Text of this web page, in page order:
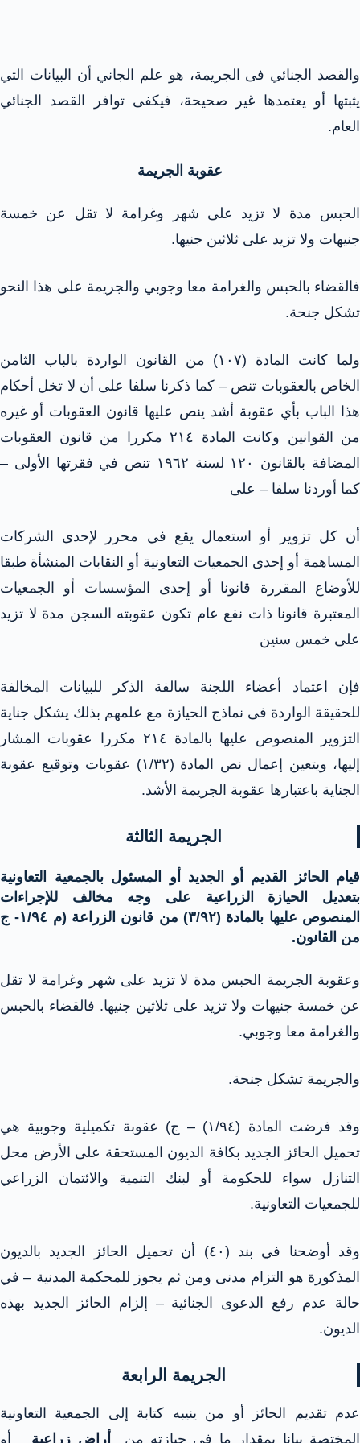
والقصد الجنائي فى الجريمة، هو علم الجاني أن البيانات التي
يثبتها أو يعتمدها غير صحيحة، فيكفى توافر القصد الجنائي
العام.
عقوبة الجريمة
الحبس مدة لا تزيد على شهر وغرامة لا تقل عن خمسة
جنيهات ولا تزيد على ثلاثين جنيها.
فالقضاء بالحبس والغرامة معا وجوبي والجريمة على هذا النحو
تشكل جنحة.
ولما كانت المادة (۱۰۷) من القانون الواردة بالباب الثامن
الخاص بالعقوبات تنص – كما ذكرنا سلفا على أن لا تخل أحكام
هذا الباب بأي عقوبة أشد ينص عليها قانون العقوبات أو غيره
من القوانين وكانت المادة ٢١٤ مكررا من قانون العقوبات
المضافة بالقانون ۱۲۰ لسنة ۱۹٦٢ تنص في فقرتها الأولى –
كما أوردنا سلفا – على
أن كل تزوير أو استعمال يقع في محرر لإحدى الشركات
المساهمة أو إحدى الجمعيات التعاونية أو النقابات المنشأة طبقا
للأوضاع المقررة قانونا أو إحدى المؤسسات أو الجمعيات
المعتبرة قانونا ذات نفع عام تكون عقوبته السجن مدة لا تزيد
على خمس سنين
فإن اعتماد أعضاء اللجنة سالفة الذكر للبيانات المخالفة
للحقيقة الواردة فى نماذج الحيازة مع علمهم بذلك يشكل جناية
التزوير المنصوص عليها بالمادة ٢١٤ مكررا عقوبات المشار
إليها، ويتعين إعمال نص المادة (۱/۳۲) عقوبات وتوقيع عقوبة
الجناية باعتبارها عقوبة الجريمة الأشد.
الجريمة الثالثة
قيام الحائز القديم أو الجديد أو المسئول بالجمعية التعاونية
بتعديل الحيازة الزراعية على وجه مخالف للإجراءات
المنصوص عليها بالمادة (٣/٩٢) من قانون الزراعة (م ١/٩٤- ج
من القانون.
وعقوبة الجريمة الحبس مدة لا تزيد على شهر وغرامة لا تقل
عن خمسة جنيهات ولا تزيد على ثلاثين جنيها. فالقضاء بالحبس
والغرامة معا وجوبي.
والجريمة تشكل جنحة.
وقد فرضت المادة (١/٩٤) – ج) عقوبة تكميلية وجوبية هي
تحميل الحائز الجديد بكافة الديون المستحقة على الأرض محل
التنازل سواء للحكومة أو لبنك التنمية والائتمان الزراعي
للجمعيات التعاونية.
وقد أوضحنا في بند (٤٠) أن تحميل الحائز الجديد بالديون
المذكورة هو التزام مدنى ومن ثم يجوز للمحكمة المدنية – في
حالة عدم رفع الدعوى الجنائية – إلزام الحائز الجديد بهذه
الديون.
الجريمة الرابعة
عدم تقديم الحائز أو من ينيبه كتابة إلى الجمعية التعاونية
المختصة بيانا بمقدار ما فى حيازته من
أراض زراعية أو